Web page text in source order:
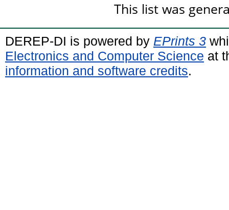
This list was
DEREP-DI is powered by EPrints 3
Electronics and Computer Science at
information and software credits.